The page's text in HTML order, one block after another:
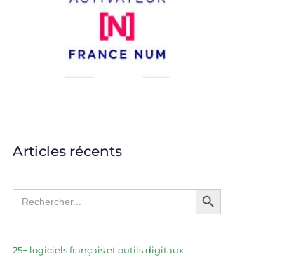
Articles récents
Search
for:
Search Button
25+ logiciels français et outils digitaux